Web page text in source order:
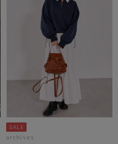
archives